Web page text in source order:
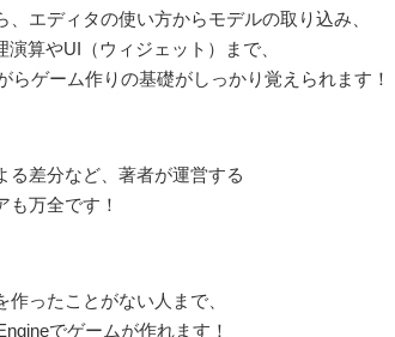
エディタの使い方からモデルの取り込み、
算やUI（ウィジェット）まで、
らゲーム作りの基礎がしっかり覚えられます！
る差分など、著者が運営する
万全です！
ったことがない人まで、
でゲームが作れます！